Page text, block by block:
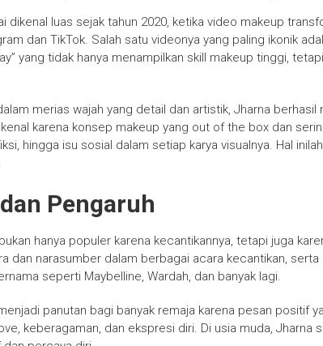
dikenal luas sejak tahun 2020, ketika video makeup
dan TikTok. Salah satu videonya yang paling ikonik
yang tidak hanya menampilkan skill makeup tinggi,
merias wajah yang detail dan artistik, Jharna
karena konsep makeup yang out of the box dan
hingga isu sosial dalam setiap karya visualnya. Hal
Pengaruh
hanya populer karena kecantikannya, tetapi juga
dan narasumber dalam berbagai acara kecantikan,
seperti Maybelline, Wardah, dan banyak lagi.
panutan bagi banyak remaja karena pesan positif
keberagaman, dan ekspresi diri. Di usia muda, Jharna